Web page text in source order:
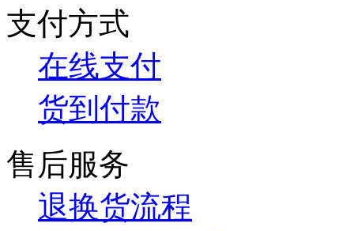
支付方式
在线支付
货到付款
售后服务
退换货流程